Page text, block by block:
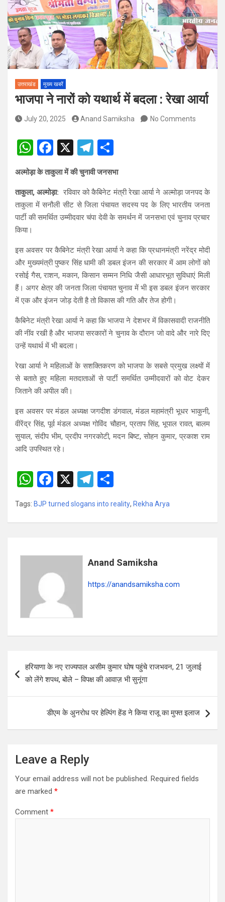
पदों पर होगा चयन
विश्व संस्कृत दिवस से पूर्व, उत्तराखण्ड ने वैश्विक स्तर पर संस्कृत के प्रसार
को दिया नया आयाम
उत्तराखंड मुख्य खबरें
भाजपा ने नारों को यथार्थ में बदला : रेखा आर्या
July 20, 2025 Anand Samiksha No Comments
W
h
at
s
A
p
F
ce
b
o
k
X
T
el
e
gr
a
ar
e
अल्मोड़ा के ताकुला में की चुनावी जनसभा
ताकुला, अल्मोड़ा:रविवार को कैबिनेट मंत्री रेखा आर्या ने अल्मोड़ा जनपद के
ताकुला में सनौली सीट से जिला पंचायत सदस्य पद के लिए भारतीय जनता
पार्टी की समर्थित उम्मीदवार चंपा देवी के समर्थन में जनसभा एवं चुनाव प्रचार
किया।
इस अवसर पर कैबिनेट मंत्री रेखा आर्या ने कहा कि प्रधानमंत्री नरेंद्र मोदी
और मुख्यमंत्री पुष्कर सिंह धामी की डबल इंजन की सरकार में आम लोगों को
रसोई गैस, राशन, मकान, किसान सम्मन निधि जैसी आधारभूत सुविधाएं मिली
हैं। अगर क्षेत्र की जनता जिला पंचायत चुनाव में भी इस डबल इंजन सरकार
में एक और इंजन जोड़ देती है तो विकास की गति और तेज होगी।
कैबिनेट मंत्री रेखा आर्या ने कहा कि भाजपा ने देशभर में विकासवादी राजनीति
की नींव रखी है और भाजपा सरकारों ने चुनाव के दौरान जो वादे और नारे दिए
उन्हें यथार्थ में भी बदला।
रेखा आर्या ने महिलाओं के सशक्तिकरण को भाजपा के सबसे प्रमुख लक्ष्यों में
से बताते हुए महिला मतदाताओं से पार्टी समर्थित उम्मीदवारों को वोट देकर
जिताने की अपील की।
इस अवसर पर मंडल अध्यक्ष जगदीश डंगवाल, मंडल महामंत्री भूधर भाकुनी,
वीरेंद्र सिंह, पूर्व मंडल अध्यक्ष गोविंद चौहान, प्रताप सिंह, भूपाल रावत, बालम
सुयाल, संदीप भीम, प्रदीप नगरकोटी, मदन बिष्ट, सोहन कुमार, प्रकाश राम
आदि उपस्थित रहे।
W
at
s
p
p
F
ce
b
o
k
X
T
e
gr
m
ar
e
Tags: BJP turned slogans into reality, Rekha Arya
Anand Samiksha
https://anandsamiksha.com
हरियाणा के नए राज्यपाल असीम कुमार घोष पहुंचे राजभवन, 21 जुलाई
को लेंगे शपथ, बोले – विपक्ष की आवाज़ भी सुनूंगा
डीएम के अुनरोध पर हेल्पिंग हेंड ने किया राजू का मुफ्त इलाज
Leave a Reply
Your email address will not be published. Required fields
are marked *
Comment *